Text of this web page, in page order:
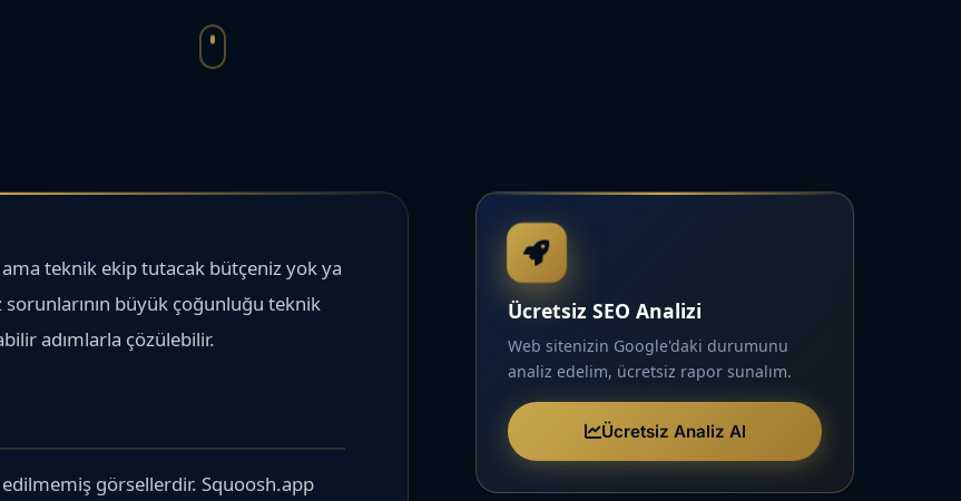
teknik ekip tutacak bütçeniz yok ya
sorunlarının büyük çoğunluğu teknik
adımlarla çözülebilir.
edilmemiş görsellerdir. Squoosh.app
Ücretsiz SEO Analizi
Web sitenizin Google'daki durumunu
analiz edelim, ücretsiz rapor sunalım.
Ücretsiz Analiz Al